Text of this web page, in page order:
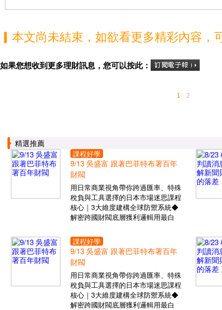
▎本文尚未結束，如欲看更多精彩內容，
如果您想收到更多理財訊息，您可以按此：
1 2
精選推薦
課程好學
9/13 吳盛富 跟著巴菲特布署百年
財閥
用日常商業視角帶你跨過匯率、特殊
稅負與工具選擇的日本市場迷思課程
核心｜3大維度建構全球防禦系統◆
解密跨國財閥底層獲利邏輯用最白
課程好學
9/13 吳盛富 跟著巴菲特布署百年
財閥
用日常商業視角帶你跨過匯率、特殊
稅負與工具選擇的日本市場迷思課程
核心｜3大維度建構全球防禦系統◆
解密跨國財閥底層獲利邏輯用最白